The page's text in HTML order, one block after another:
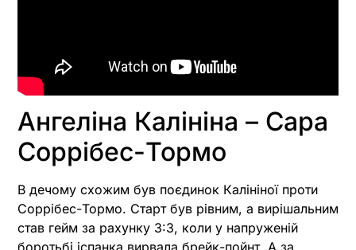
Ангеліна Калініна – Сара
Соррібес-Тормо
В дечому схожим був поєдинок Калініної проти
Соррібес-Тормо. Старт був рівним, а вирішальним
став гейм за рахунку 3:3, коли у напруженій